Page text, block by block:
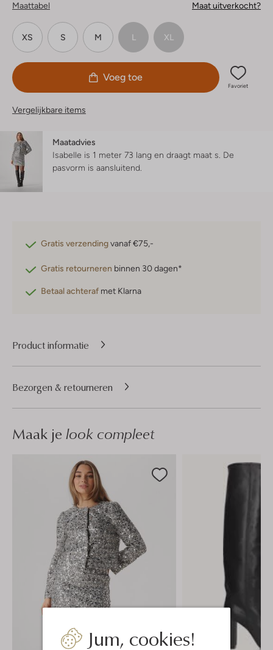
Jum, cookies!
Maattabel Maat uitverkocht?
XS S M L XL
Voeg toe
Favoriet
Vergelijkbare items
Maatadvies
Isabelle is 1 meter 73 lang en draagt maat s. De
pasvorm is aansluitend
Gratis verzendingvanaf €75,-
Gratis retourneren binnen 30 dagen*
Betaal achteraf met Klarna
Product informatie
Bezorgen & retourneren
Maak je look compleet